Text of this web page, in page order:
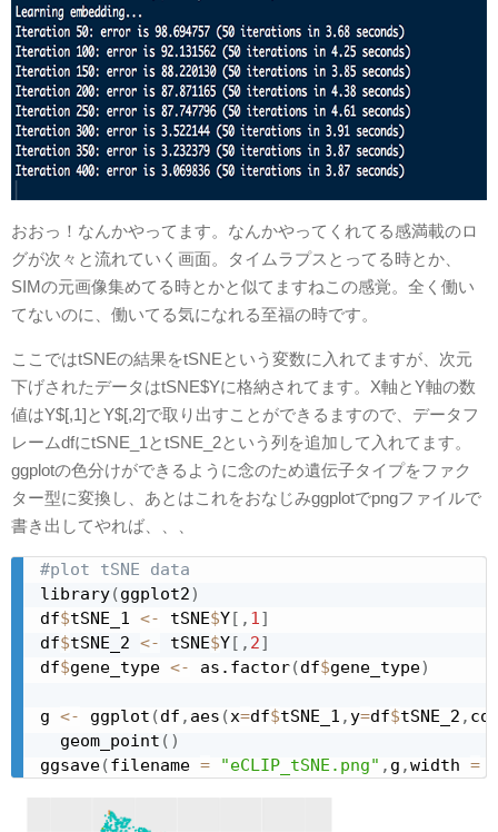
おおっ！なんかやってます。なんかやってくれてる感満載のロ
グが次々と流れていく画面。タイムラプスとってる時とか、
SIMの元画像集めてる時とかと似てますねこの感覚。全く働い
てないのに、働いてる気になれる至福の時です。
ここではtSNEの結果をtSNEという変数に入れてますが、次元
下げされたデータはtSNE$Yに格納されてます。X軸とY軸の数
値はY$[,1]とY$[,2]で取り出すことができるますので、データフ
レームdfにtSNE_1とtSNE_2という列を追加して入れてます。
ggplotの色分けができるように念のため遺伝子タイプをファク
ター型に変換し、あとはこれをおなじみggplotでpngファイルで
書き出してやれば、、、
#plot tSNE data
library(ggplot2)
df$tSNE_1 <- tSNE$Y[ , 1]
df$tSNE_2 <- tSNE$Y[ , 2]
df$gene_type <- as.factor(df$gene_type)
g <- ggplot (df , aes (x=df$tSNE_1 , y=df$tSNE_2 ,
  geom_point
( )
ggsave(filename = "eCLIP_tSNE.png" , g ,width =